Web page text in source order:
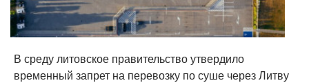
В среду литовское правительство утвердило
временный запрет на перевозку по суше через Литву